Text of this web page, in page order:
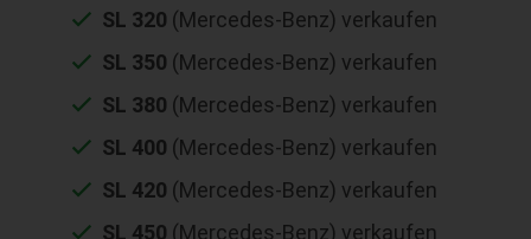
SL 320 (Mercedes-Benz) verkaufen
SL 350 (Mercedes-Benz) verkaufen
SL 380 (Mercedes-Benz) verkaufen
SL 400 (Mercedes-Benz) verkaufen
SL 420 (Mercedes-Benz) verkaufen
SL 450 (Mercedes-Benz) verkaufen